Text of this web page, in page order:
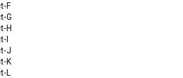
F
G
H
I
J
K
L